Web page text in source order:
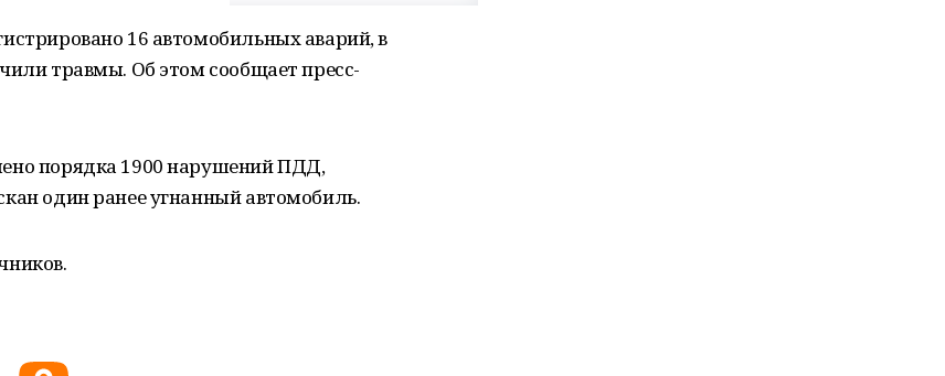
16 автомобильных аварий, в
травмы. Об этом сообщает пресс-
порядка 1900 нарушений ПДД,
один ранее угнанный автомобиль.